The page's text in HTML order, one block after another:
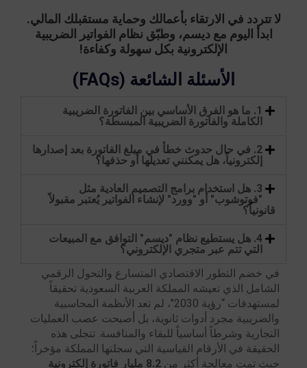
لا تتردد في الارتقاء بأعمالك وحماية مستقبلك المالي.
ابدأ اليوم مع ديسم، وطبّق نظام الفواتير الضريبية
الإلكترونية بكل سهولة وكفاءة!
الأسئلة الشائعة (FAQs)
1. ما هو الفرق الأساسي بين الفاتورة الضريبية
الكاملة والفاتورة الضريبية المبسطة؟
2. في حال حدوث خطأ في مبلغ الفاتورة بعد إصدارها
إلكترونياً، هل يمكنني تعديلها أو حذفها؟
3. هل استخدام برامج التصميم العادية مثل
"فوتوشوب" أو "وورد" لإنشاء الفواتير يُعتبر مقبولاً
قانونياً؟
4. هل يستطيع نظام "ديسم" التوافق مع المبيعات
التي تتم عبر متجري الإلكتروني؟
في خضم التطور الاقتصادي المتسارع والتحول الرقمي
الشامل الذي تعيشه المملكة العربية السعودية تحقيقاً
لمستهدفات “رؤية 2030″، لم تعد الأنظمة المحاسبية
والضريبية مجرد أدوات ثانوية، بل أصبحت عصب العمليات
التجارية وشرطاً أساسياً للبقاء والمنافسة. تتجلى هذه
الحقيقة في الأرقام القياسية التي سجلتها المملكة مؤخراً؛
حيث تمت معالجة أكثر من
8.2 مليار فاتورة إلكترونية